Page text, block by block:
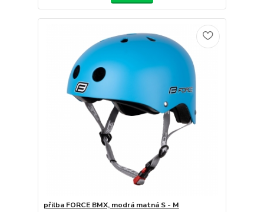
přilba FORCE BMX, modrá matná S - M